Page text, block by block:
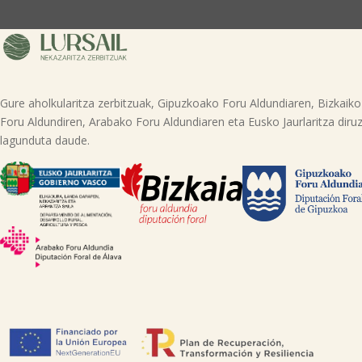
Gure aholkularitza zerbitzuak, Gipuzkoako Foru Aldundiaren, Bizkaiko
Foru Aldundiren, Arabako Foru Aldundiaren eta Eusko Jaurlaritza
lagunduta daude.